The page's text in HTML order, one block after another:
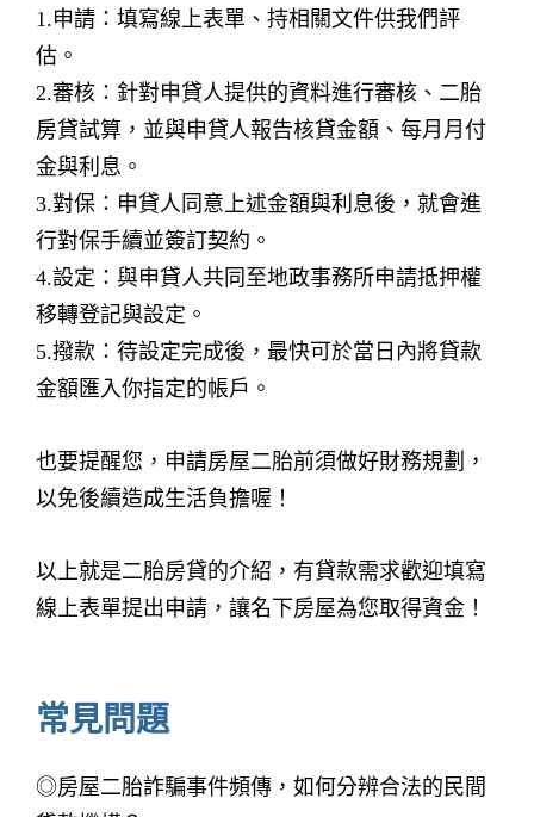
1.申請：填寫線上表單、持相關文件供我們評
估。
2.審核：針對申貸人提供的資料進行審核、二胎
房貸試算，並與申貸人報告核貸金額、每月月付
金與利息。
3.對保：申貸人同意上述金額與利息後，就會進
行對保手續並簽訂契約。
4.設定：與申貸人共同至地政事務所申請抵押權
移轉登記與設定。
5.撥款：待設定完成後，最快可於當日內將貸款
金額匯入你指定的帳戶。
也要提醒您，申請房屋二胎前須做好財務規劃，
以免後續造成生活負擔喔！
以上就是二胎房貸的介紹，有貸款需求歡迎填寫
線上表單提出申請，讓名下房屋為您取得資金！
常見問題
◎房屋二胎詐騙事件頻傳，如何分辨合法的民間